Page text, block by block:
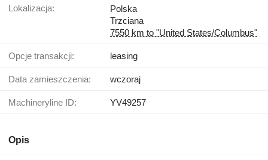
Lokalizacja:
Polska
Trzciana
7550 km to "United States/Columbus"
Opcje transakcji: leasing
Data zamieszczenia: wczoraj
Machineryline ID: YV49257
Opis